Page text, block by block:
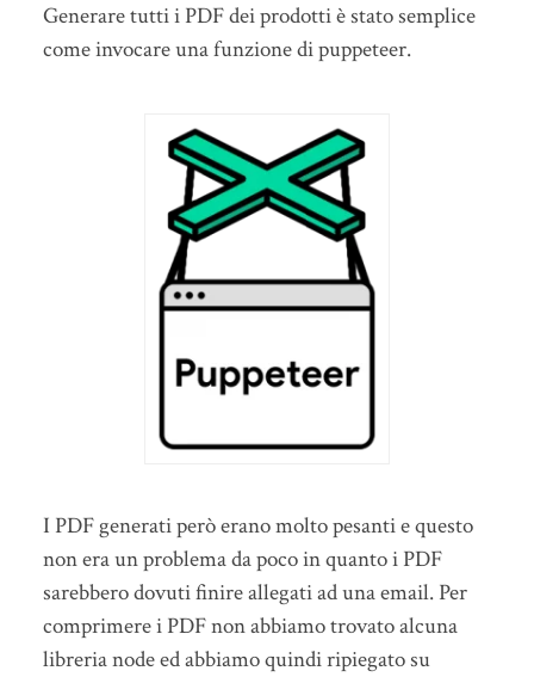
Generare tutti i PDF dei prodotti è stato semplice
come invocare una funzione di puppeteer.
I PDF generati però erano molto pesanti e questo
non era un problema da poco in quanto i PDF
sarebbero dovuti finire allegati ad una email. Per
comprimere i PDF non abbiamo trovato alcuna
libreria node ed abbiamo quindi ripiegato su